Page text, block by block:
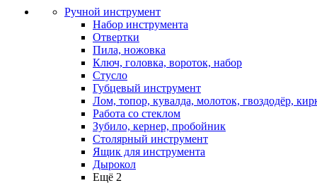
Ручной инструмент
Набор инструмента
Отвертки
Пила, ножовка
Ключ, головка, вороток, набор
Стусло
Губцевый инструмент
Лом, топор, кувалда, молоток, гвоздодёр,
Работа со стеклом
Зубило, кернер, пробойник
Столярный инструмент
Ящик для инструмента
Дырокол
Ещё 2